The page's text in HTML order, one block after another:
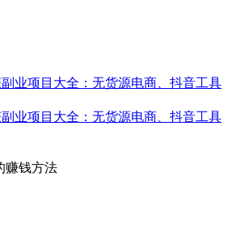
赚钱方法